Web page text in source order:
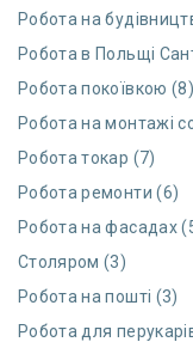
Робота на
Робота в Польщі
Робота покоївкою (8)
Робота на монтажі
Робота токар (7)
Робота ремонти (6)
Робота на фасадах
Столяром (3)
Робота на пошті (3)
Робота для